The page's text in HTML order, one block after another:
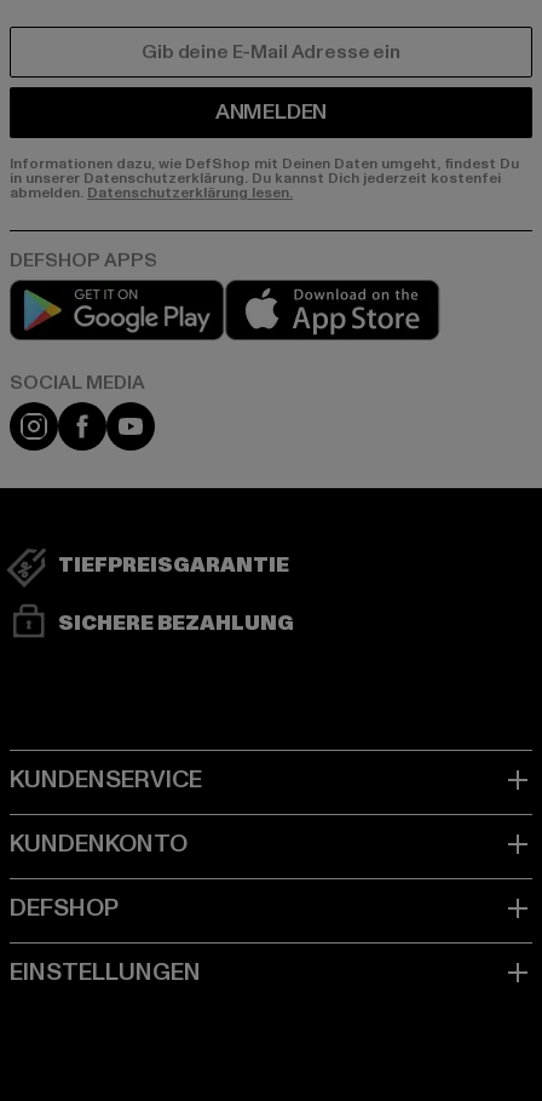
ANMELDEN
Informationen dazu, wie DefShop mit Deinen Daten umgeht, findest Du
in unserer Datenschutzerklärung. Du kannst Dich jederzeit kostenfei
abmelden. Datenschutzerklärung lesen.
Play market
Instagram
FacebookYouTube
TIEFPREISGARANTIE
SICHERE BEZAHLUNG